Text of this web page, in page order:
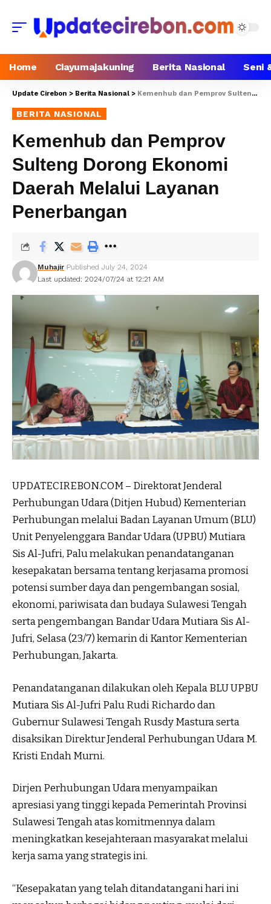
Home Ciayumajakuning Berita Nasional Seni
Update Cirebon > Berita Nasional > Kemenhub dan Pemprov Sulteng Dorong Ekonomi Daerah Melalui Layanan Penerbangan
BERITA NASIONAL
Kemenhub dan Pemprov
Sulteng Dorong Ekonomi
Daerah Melalui Layanan
Penerbangan
Last updated: 2024/07/24 at 12:21 AM
Muhajir Published July 24, 2024
UPDATECIREBON.COM – Direktorat Jenderal
Perhubungan Udara (Ditjen Hubud) Kementerian
Perhubungan melalui Badan Layanan Umum (BLU)
Unit Penyelenggara Bandar Udara (UPBU) Mutiara
Sis Al-Jufri, Palu melakukan penandatanganan
kesepakatan bersama tentang kerjasama promosi
potensi sumber daya dan pengembangan sosial,
ekonomi, pariwisata dan budaya Sulawesi Tengah
serta pengembangan Bandar Udara Mutiara Sis Al-
Jufri, Selasa (23/7) kemarin di Kantor Kementerian
Perhubungan, Jakarta.
Penandatanganan dilakukan oleh Kepala BLU UPBU
Mutiara Sis Al-Jufri Palu Rudi Richardo dan
Gubernur Sulawesi Tengah Rusdy Mastura serta
disaksikan Direktur Jenderal Perhubungan Udara M.
Kristi Endah Murni.
Dirjen Perhubungan Udara menyampaikan
apresiasi yang tinggi kepada Pemerintah Provinsi
Sulawesi Tengah atas komitmennya dalam
meningkatkan kesejahteraan masyarakat melalui
kerja sama yang strategis ini.
“Kesepakatan yang telah ditandatangani hari ini